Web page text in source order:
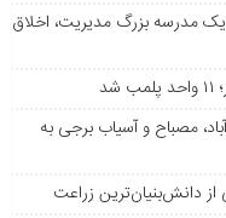
یک مدرسه بزرگ مدیریت، اخلاق
مصباح و آسیاب برجی به
از دانش‌بنیان‌ترین زراعت